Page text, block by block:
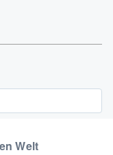
Welt